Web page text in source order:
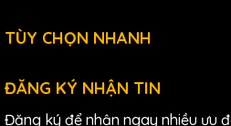
TÙY CHỌN NHANH
ĐĂNG KÝ NHẬN TIN
Đăng ký để nhận ngay nhiều ưu